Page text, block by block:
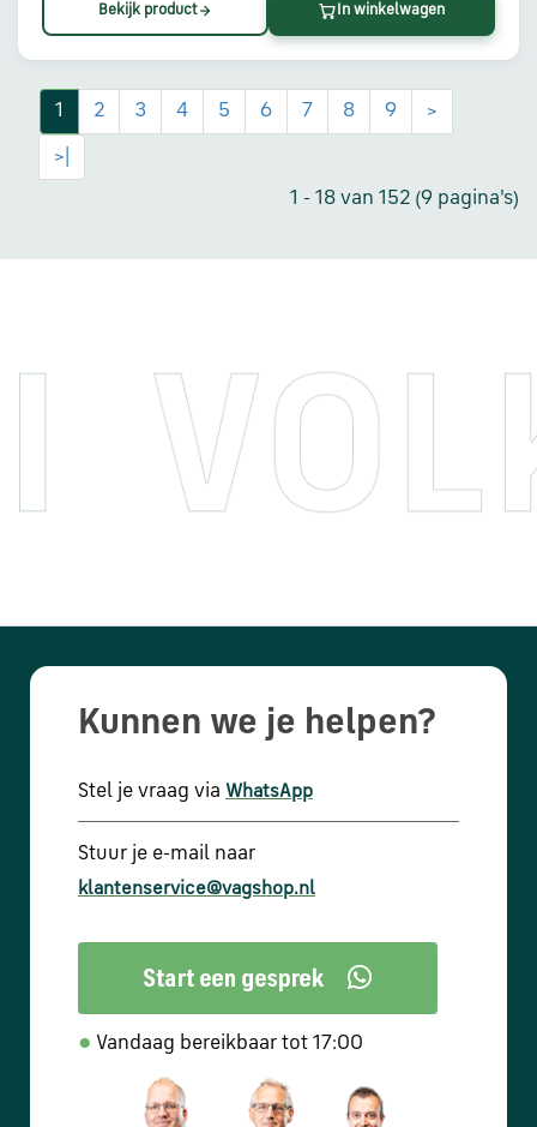
Bekijk product In winkelwagen
1 2 3 4 5 6 7 8 9 >
>|
1 - 18 van 152 (9 pagina's)
Kunnen we je helpen?
Stel je vraag via WhatsApp
Stuur je e-mail naar
klantenservice@vagshop.nl
● Vandaag bereikbaar tot 17:00